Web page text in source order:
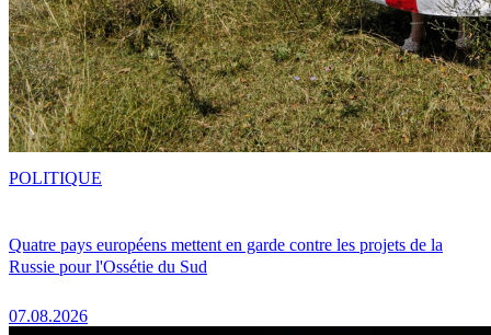
Quatre pays européens mettent en garde contre les projets de la
Russie pour l'Ossétie du Sud
07.08.2026
POLITIQUE